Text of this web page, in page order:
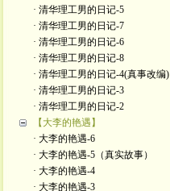
· 清华理工男的日记-5
· 清华理工男的日记-7
· 清华理工男的日记-6
· 清华理工男的日记-8
· 清华理工男的日记-4(真事改编)
· 清华理工男的日记-3
· 清华理工男的日记-2
【大李的艳遇】
· 大李的艳遇-6
· 大李的艳遇-5（真实故事）
· 大李的艳遇-4
· 大李的艳遇-3